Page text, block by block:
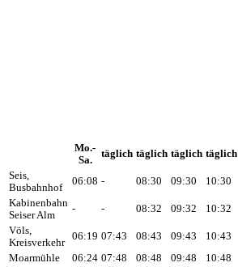
Mo.-
Sa.
täglich täglich täglich täglich
Seis,
Busbahnhof
06:08 - 08:30 09:30 10:30
Kabinenbahn
Seiser Alm
- - 08:32 09:32 10:32
Völs,
Kreisverkehr
06:19 07:43 08:43 09:43 10:43
Moarmühle
06:24 07:48 08:48 09:48 10:48